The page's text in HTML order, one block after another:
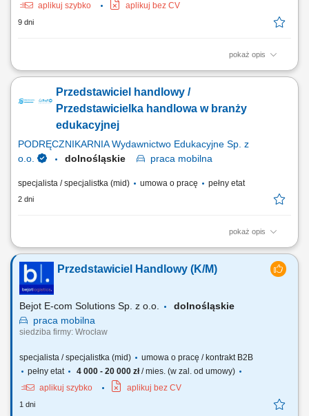
aplikuj szybko
aplikuj bez CV
9 dni
pokaż opis
Samodzielne pozyskiwanie nowych klientów B2B poprzez aktywne
przekazanymi kontaktami (ciepłe leady) - Prezentacja oferty firmy i
wsparcie klientów przy składaniu wniosków; Kompleksowe zarządzanie
procesem sprzedaży – od...
Przedstawiciel handlowy /
Przedstawicielka handlowa w branży
edukacyjnej
PODRĘCZNIKARNIA Wydawnictwo Edukacyjne Sp. z
o.o.
dolnośląskie praca mobilna
specjalista / specjalistka (mid) umowa o pracę pełny etat
2 dni
pokaż opis
Opis stanowiska: Aktywne pozyskiwanie klientów instytucjonalnych i
Prowadzenie prezentacji rozwiązań edukacyjnych, asortymentu
rozwojowego oraz nowoczesnych elektroniki i wyposażenia dla
placówek; Przygotowywanie ofert dostosowanych...
Przedstawiciel Handlowy (K/M)
Bejot E-com Solutions Sp. z o.o.
dolnośląskie
praca mobilna
siedziba firmy: Wrocław
specjalista / specjalistka (mid)
umowa o pracę / kontrakt B2B
pełny etat
4 000 - 20 000 zł/ mies. (w zal. od umowy)
aplikuj szybko
aplikuj bez CV
1 dni